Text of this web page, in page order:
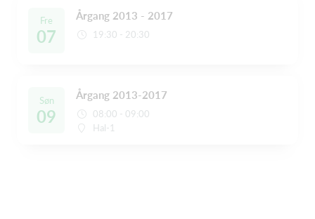
Fre
07
Årgang 2013 - 2017
19:30 - 20:30
Søn
09
Årgang 2013-2017
08:00 - 09:00
Hal-1